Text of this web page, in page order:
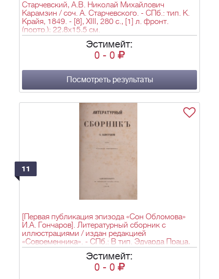
Старчевский, А.В. Николай Михайлович
Карамзин / соч. А. Старчевского. - СПб.: тип. К.
Крайя, 1849. - [8], XIII, 280 с., [1] л. фронт.
(портр.); 22,8х15,5 см.
Эстимейт:
0 - 0
Посмотреть результаты
11
[Первая публикация эпизода «Сон Обломова»
И.А. Гончаров]. Литературный сборник с
иллюстрациями / издан редакцией
«Современника». - СПб.: В тип. Эдуарда Праца,
1849. – [4], 276 с., 4 л. ил.: ил.
Эстимейт:
0 - 0